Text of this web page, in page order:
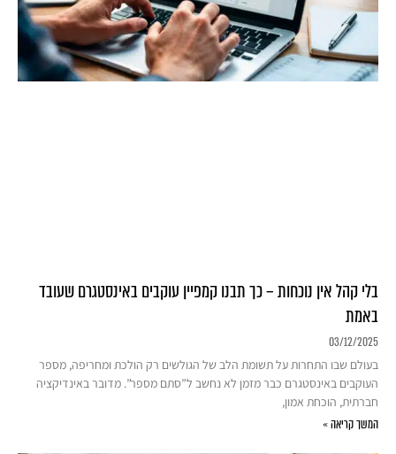
בלי קהל אין נוכחות – כך תבנו קמפיין עוקבים באינסטגרם שעובד
באמת
03/12/2025
בעולם שבו התחרות על תשומת הלב של הגולשים רק הולכת ומחריפה, מספר
העוקבים באינסטגרם כבר מזמן לא נחשב ל”סתם מספר”. מדובר באינדיקציה
חברתית, הוכחת אמון,
המשך קריאה »